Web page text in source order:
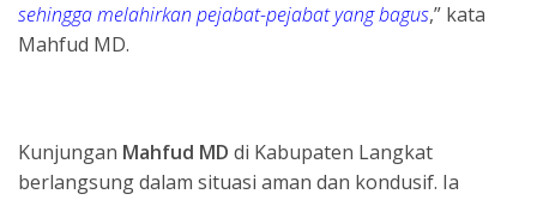
sehingga melahirkan pejabat-pejabat yang bagus,” kata
Mahfud MD.
Kunjungan Mahfud MD di Kabupaten Langkat
berlangsung dalam situasi aman dan kondusif. Ia